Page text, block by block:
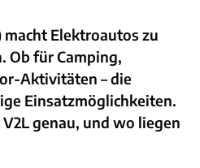
Elektroautos zu
Ob für Camping,
Aktivitäten – die
Einsatzmöglichkeiten.
genau, und wo liegen